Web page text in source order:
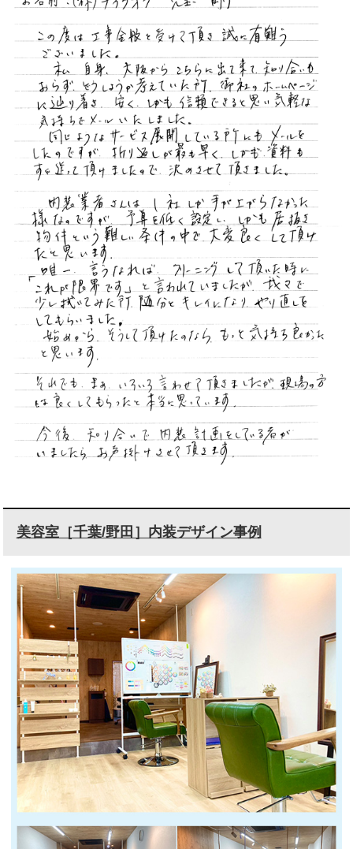
美容室［千葉/野田］内装デザイン事例